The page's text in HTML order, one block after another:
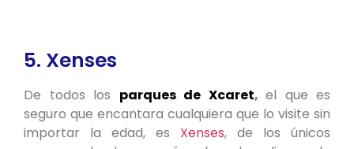
5. Xenses
De todos los parques de Xcaret, el que es
seguro que encantara cualquiera que lo visite sin
importar la edad, es Xenses, de los únicos